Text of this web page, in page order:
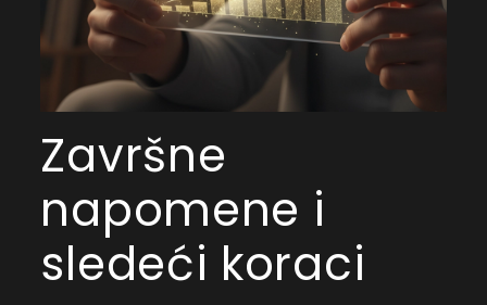
Završne
napomene i
sledeći koraci